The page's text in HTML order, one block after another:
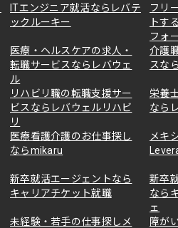
ITエンジニア就活ならレバテ
ックルーキー
フリ
トす
フォ
医療・ヘルスケアの求人・
転職サービスならレバウェ
ル
介護
スな
リハビリ職の転職支援サー
ビスならレバウェルリハビ
リ
栄養
なら
医療看護介護のお仕事探し
ならmikaru
メキ
新卒就活エージェントなら
キャリアチケット就職
新卒
なら
ェ
未経験・若手の仕事探しメ
障が